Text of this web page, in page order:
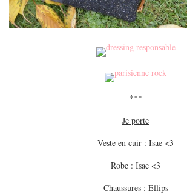
***
Je porte
Veste en cuir : Isae <3
Robe : Isae <3
Chaussures : Ellips